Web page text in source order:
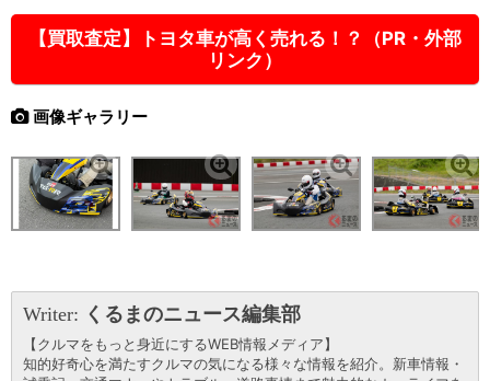
【買取査定】トヨタ車が高く売れる！？（PR・外部
リンク）
画像ギャラリー
Writer: くるまのニュース編集部
【クルマをもっと身近にするWEB情報メディア】
知的好奇心を満たすクルマの気になる様々な情報を紹介。新車情報・